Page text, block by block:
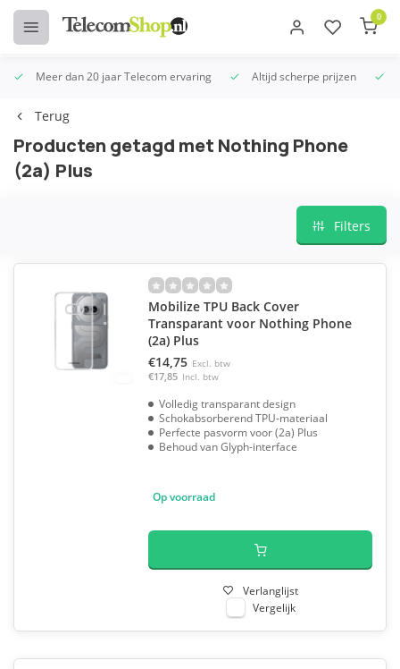
0
Meer dan 20 jaar Telecom ervaring Altijd scherpe prijzen
Terug
Producten getagd met Nothing Phone
(2a) Plus
Filters
Mobilize TPU Back Cover
Transparant voor Nothing Phone
(2a) Plus
€14,75 Excl. btw
€17,85 Incl. btw
Volledig transparant design
Schokabsorberend TPU-materiaal
Perfecte pasvorm voor (2a) Plus
Behoud van Glyph-interface
Op voorraad
Verlanglijst
Vergelijk